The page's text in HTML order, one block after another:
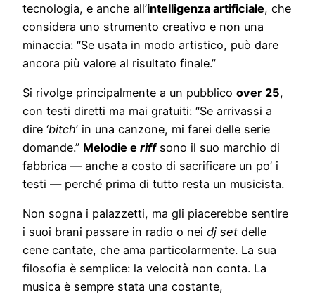
tecnologia, e anche all’intelligenza artificiale, che
considera uno strumento creativo e non una
minaccia: “Se usata in modo artistico, può dare
ancora più valore al risultato finale.”
Si rivolge principalmente a un pubblico over 25,
con testi diretti ma mai gratuiti: “Se arrivassi a
dire ‘bitch’ in una canzone, mi farei delle serie
domande.” Melodie e riffsono il suo marchio di
fabbrica — anche a costo di sacrificare un po’ i
testi — perché prima di tutto resta un musicista.
Non sogna i palazzetti, ma gli piacerebbe sentire
i suoi brani passare in radio o nei dj set delle
cene cantate, che ama particolarmente. La sua
filosofia è semplice: la velocità non conta. La
musica è sempre stata una costante,